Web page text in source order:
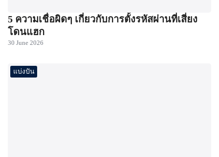
5 ความเชื่อผิดๆ เกี่ยวกับการตั้งรหัสผ่านที่เสี่ยง
โดนแฮก
30 June 2026
แบ่งปัน